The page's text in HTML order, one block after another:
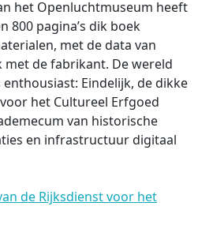
het Openluchtmuseum heeft
800 pagina’s dik boek
met de data van
de fabrikant. De wereld
Eindelijk, de dikke
het Cultureel Erfgoed
van historische
en infrastructuur digitaal
de Rijksdienst voor het